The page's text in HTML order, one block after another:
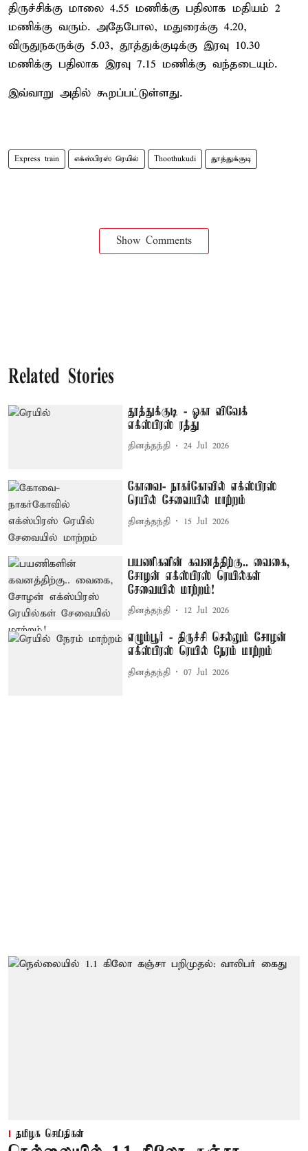
திருச்சிக்கு மாலை 4.55 மணிக்கு பதிலாக மதியம் 2
மணிக்கு வரும். அதேபோல, மதுரைக்கு 4.20,
விருதுநகருக்கு 5.03, தூத்துக்குடிக்கு இரவு 10.30
மணிக்கு பதிலாக இரவு 7.15 மணிக்கு வந்தடையும்.
இவ்வாறு அதில் கூறப்பட்டுள்ளது.
Express train எக்ஸ்பிரஸ் ரெயில் Thoothukudi தூத்துக்குடி
Show Comments
Related Stories
தூத்துக்குடி - ஓகா விவேக்
எக்ஸ்பிரஸ் ரத்து
தினத்தந்தி 24 Jul 2026
கோவை- நாகர்கோவில் எக்ஸ்பிரஸ்
ரெயில் சேவையில் மாற்றம்
தினத்தந்தி 15 Jul 2026
பயணிகளின் கவனத்திற்கு.. வைகை,
சோழன் எக்ஸ்பிரஸ் ரெயில்கள்
சேவையில் மாற்றம்!
தினத்தந்தி 12 Jul 2026
எழும்பூர் - திருச்சி செல்லும் சோழன்
எக்ஸ்பிரஸ் ரெயில் நேரம் மாற்றம்
தினத்தந்தி 07 Jul 2026
தமிழக செய்திகள்